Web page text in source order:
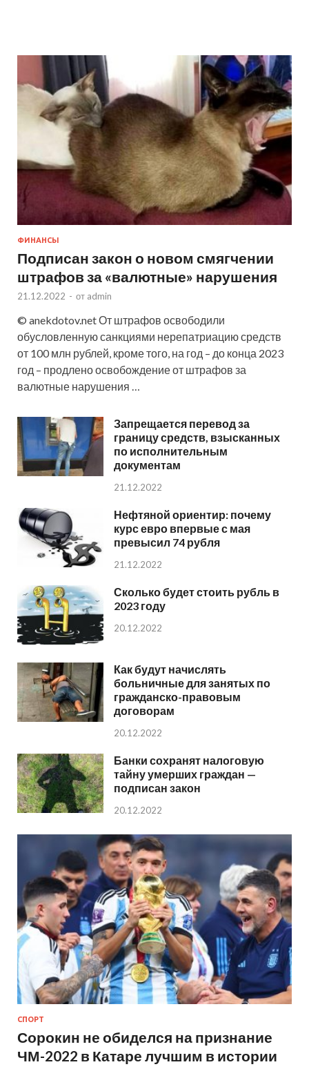
ФИНАНСЫ
Подписан закон о новом смягчении
штрафов за «валютные» нарушения
21.12.2022 - от admin
© anekdotov.net От штрафов освободили
обусловленную санкциями нерепатриацию средств
от 100 млн рублей, кроме того, на год – до конца 2023
год – продлено освобождение от штрафов за
валютные нарушения …
Запрещается перевод за
границу средств, взысканных
по исполнительным
документам
21.12.2022
Нефтяной ориентир: почему
курс евро впервые с мая
превысил 74 рубля
21.12.2022
Сколько будет стоить рубль в
2023 году
20.12.2022
Как будут начислять
больничные для занятых по
гражданско-правовым
договорам
20.12.2022
Банки сохранят налоговую
тайну умерших граждан —
подписан закон
20.12.2022
СПОРТ
Сорокин не обиделся на признание
ЧМ-2022 в Катаре лучшим в истории